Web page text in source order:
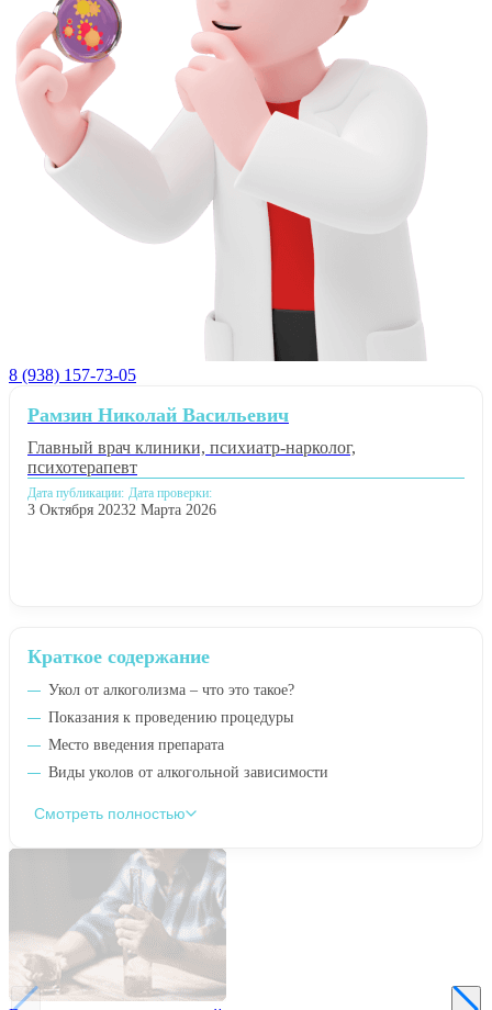
8 (938) 157-73-05
Краткое содержание
Укол от алкоголизма – что это такое?
Показания к проведению процедуры
Место введения препарата
Виды уколов от алкогольной зависимости
Смотреть полностью
Рамзин Николай Васильевич
Главный врач клиники, психиатр-нарколог,
психотерапевт
Дата публикации:
3 Октября 2023
Дата проверки:
2 Марта 2026